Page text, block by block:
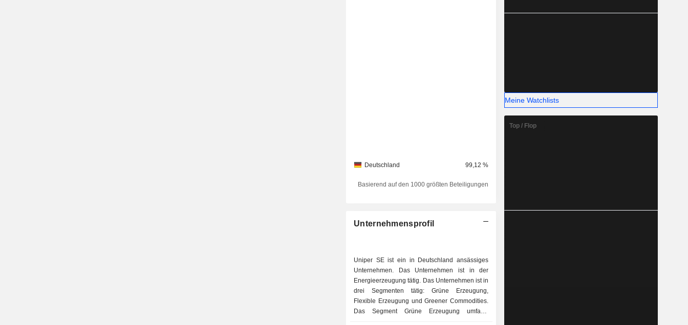
Deutschland 99,12 %
Basierend auf den 1000 größten Beteiligungen
Unternehmensprofil
Uniper SE ist ein in Deutschland ansässiges
Unternehmen. Das Unternehmen ist in der
Energieerzeugung tätig. Das Unternehmen ist in
drei Segmenten tätig: Grüne Erzeugung,
Flexible Erzeugung und Greener Commodities.
Das Segment Grüne Erzeugung umfasst
Meine Watchlists
Top / Flop